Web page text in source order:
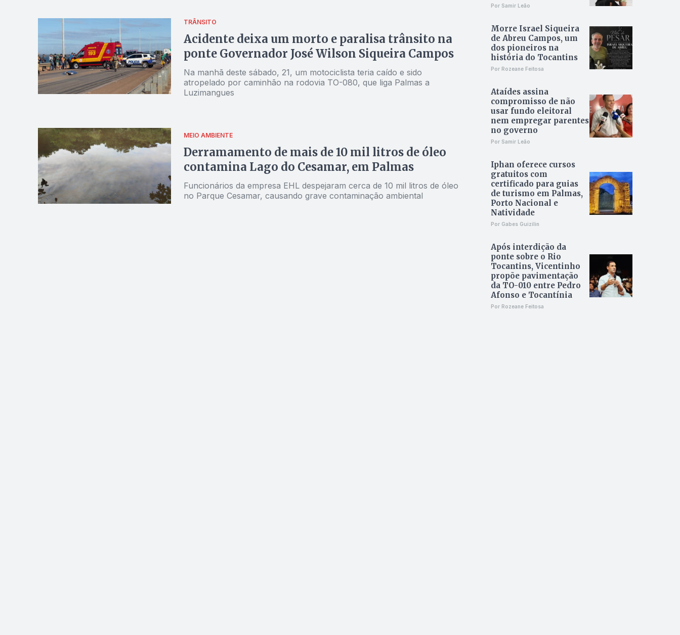
TRÂNSITO
Acidente deixa um morto e paralisa trânsito na
ponte Governador José Wilson Siqueira Campos
Na manhã deste sábado, 21, um motociclista teria caído e sido
atropelado por caminhão na rodovia TO-080, que liga Palmas a
Luzimangues
MEIO AMBIENTE
Derramamento de mais de 10 mil litros de óleo
contamina Lago do Cesamar, em Palmas
Funcionários da empresa EHL despejaram cerca de 10 mil litros de óleo
no Parque Cesamar, causando grave contaminação ambiental
Por Samir Leão
Morre Israel Siqueira
de Abreu Campos, um
dos pioneiros na
história do Tocantins
Por Rozeane Feitosa
Ataídes assina
compromisso de não
usar fundo eleitoral
nem empregar parentes
no governo
Por Samir Leão
Iphan oferece cursos
gratuitos com
certificado para guias
de turismo em Palmas,
Porto Nacional e
Natividade
Por Gabes Guizilin
Após interdição da
ponte sobre o Rio
Tocantins, Vicentinho
propõe pavimentação
da TO-010 entre Pedro
Afonso e Tocantínia
Por Rozeane Feitosa